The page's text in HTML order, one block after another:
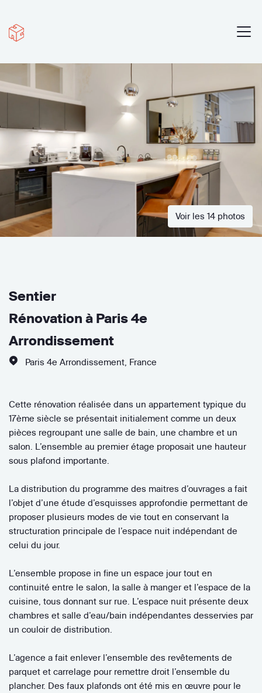
Voir les 14 photos
Sentier
Rénovation à Paris 4e
Arrondissement
Paris 4e Arrondissement France
Cette rénovation réalisée dans un appartement typique du
17ème siècle se présentait initialement comme un deux
pièces regroupant une salle de bain, une chambre et un
salon. L’ensemble au premier étage proposait une hauteur
sous plafond importante.
La distribution du programme des maitres d’ouvrages a fait
l’objet d’une étude d’esquisses approfondie permettant de
proposer plusieurs modes de vie tout en conservant la
structuration principale de l’espace nuit indépendant de
celui du jour.
L’ensemble propose in fine un espace jour tout en
continuité entre le salon, la salle à manger et l’espace de la
cuisine, tous donnant sur rue. L’espace nuit présente deux
chambres et salle d’eau/bain indépendantes desservies par
un couloir de distribution.
L’agence a fait enlever l’ensemble des revêtements de
parquet et carrelage pour remettre droit l’ensemble du
plancher. Des faux plafonds ont été mis en œuvre pour le